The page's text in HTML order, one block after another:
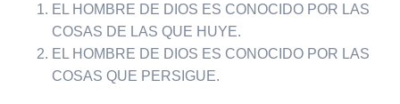
EL HOMBRE DE DIOS ES CONOCIDO POR LAS
COSAS DE LAS QUE HUYE.
EL HOMBRE DE DIOS ES CONOCIDO POR LAS
COSAS QUE PERSIGUE.